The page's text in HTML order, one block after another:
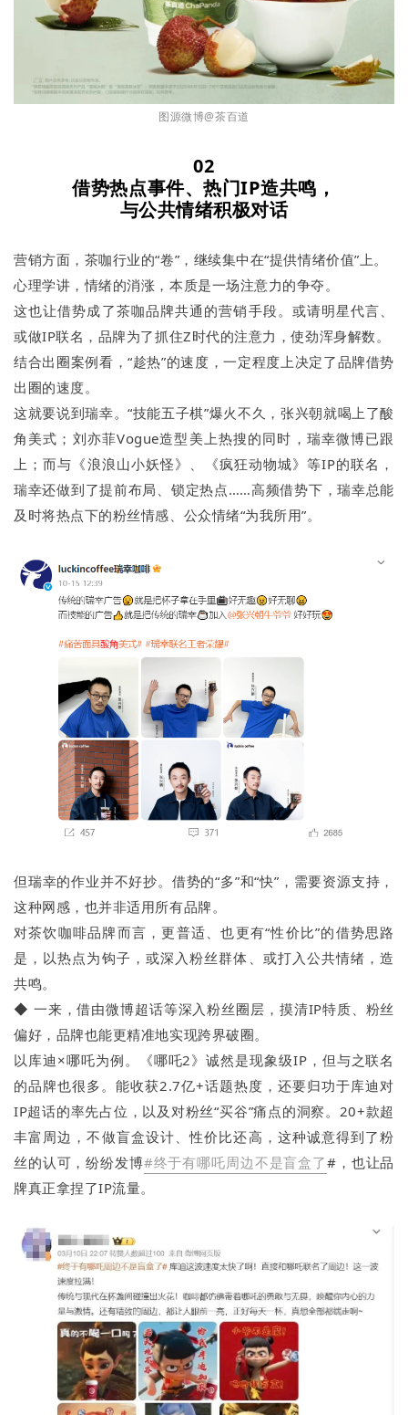
图源微博@茶百道
02
借势热点事件、热门IP造共鸣，
与公共情绪积极对话
营销方面，茶咖行业的“卷”，继续集中在“提供情绪价值”上。
心理学讲，情绪的消涨，本质是一场注意力的争夺。
这也让借势成了茶咖品牌共通的营销手段。或请明星代言、
或做IP联名，品牌为了抓住Z时代的注意力，使劲浑身解数。
结合出圈案例看，“趁热”的速度，一定程度上决定了品牌借势
出圈的速度。
这就要说到瑞幸。“技能五子棋”爆火不久，张兴朝就喝上了酸
角美式；刘亦菲Vogue造型美上热搜的同时，瑞幸微博已跟
上；而与《浪浪山小妖怪》、《疯狂动物城》等IP的联名，
瑞幸还做到了提前布局、锁定热点……高频借势下，瑞幸总能
及时将热点下的粉丝情感、公众情绪“为我所用”。
但瑞幸的作业并不好抄。借势的“多”和“快”，需要资源支持，
这种网感，也并非适用所有品牌。
对茶饮咖啡品牌而言，更普适、也更有“性价比”的借势思路
是，以热点为钩子，或深入粉丝群体、或打入公共情绪，造
共鸣。
◆ 一来，借由微博超话等深入粉丝圈层，摸清IP特质、粉丝
偏好，品牌也能更精准地实现跨界破圈。
以库迪×哪吒为例。《哪吒2》诚然是现象级IP，但与之联名
的品牌也很多。能收获2.7亿+话题热度，还要归功于库迪对
IP超话的率先占位，以及对粉丝“买谷”痛点的洞察。20+款超
丰富周边，不做盲盒设计、性价比还高，这种诚意得到了粉
丝的认可，纷纷发博#终于有哪吒周边不是盲盒了#，也让品
牌真正拿捏了IP流量。